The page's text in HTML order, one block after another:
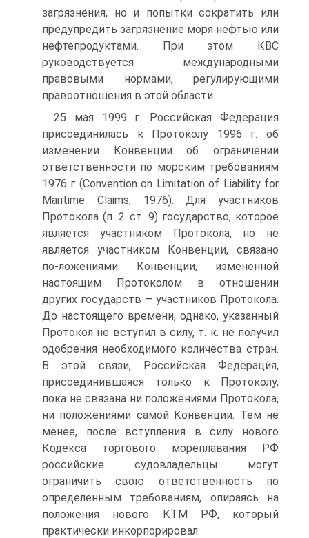
загрязнения, но и попытки сократить или
предупредить загрязнение моря нефтью или
нефтепродуктами. При этом КВС
руководствуется международными
правовыми нормами, регулирующими
правоотношения в этой области.
25 мая 1999 г. Российская Федерация
присоединилась к Протоколу 1996 г. об
изменении Конвенции об ограничении
ответственности по морским требованиям
1976 г (Convention on Limitation of Liability for
Maritime Claims, 1976). Для участников
Протокола (п. 2 ст. 9) государство, которое
является участником Протокола, но не
является участником Конвенции, связано
по-ложениями Конвенции, измененной
настоящим Протоколом в отношении
других государств — участников Протокола.
До настоящего времени, однако, указанный
Протокол не вступил в силу, т. к. не получил
одобрения необходимого количества стран.
В этой связи, Российская Федерация,
присоединившаяся только к Протоколу,
пока не связана ни положениями Протокола,
ни положениями самой Конвенции. Тем не
менее, после вступления в силу нового
Кодекса торгового мореплавания РФ
российские судовладельцы могут
ограничить свою ответственность по
определенным требованиям, опираясь на
положения нового КТМ РФ, который
практически инкорпорировал